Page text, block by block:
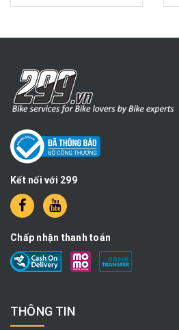
Kết nối với 299
Chấp nhận thanh toán
THÔNG TIN